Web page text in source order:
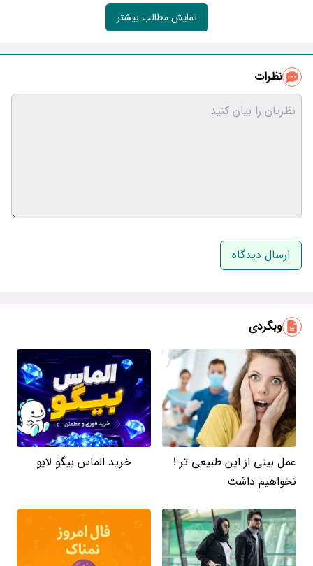
نمایش مطالب بیشتر
نظرات
نام و نام خانوادگی
وبگردی
عمل بینی از این طبیعی تر !
نخواهیم داشت
خرید الماس بیگو لایو